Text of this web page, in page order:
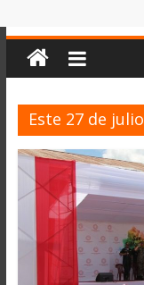
Este 27 de julio